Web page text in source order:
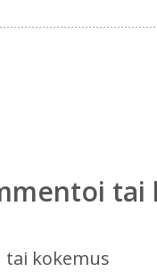
tai
kokemus